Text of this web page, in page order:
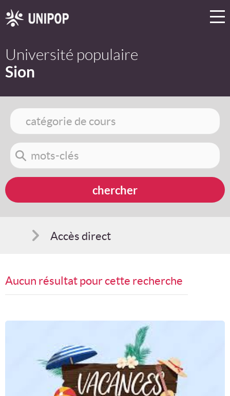
Université populaire
Sion
Accès direct
Suggestions
Programme en PDF
Aucun résultat pour cette recherche